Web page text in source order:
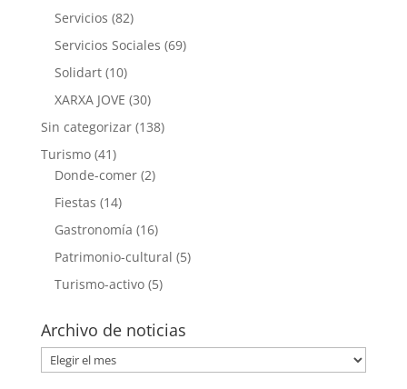
Servicios (82)
Servicios Sociales (69)
Solidart(10)
XARXA JOVE (30)
Sin categorizar(138)
Turismo(41)
Donde-comer(2)
Fiestas (14)
Gastronomía (16)
Patrimonio-cultural (5)
Turismo-activo(5)
Archivo de noticias
Archivo
de